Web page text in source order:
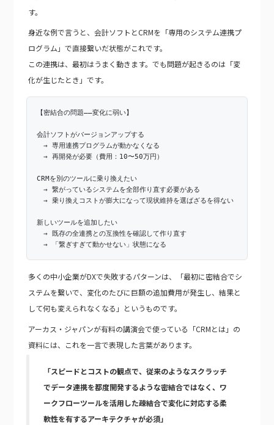
す。
身近な例で言うと、会計ソフトとCRMを「専用のシステム連携プ
ログラム」で直接繋いだ状態がこれです。
この連携は、最初はうまく動きます。でも問題が起きるのは「変
化が生じたとき」です。
【密結合の問題——変化に弱い】
会計ソフトがバージョンアップする
→ 専用連携プログラムが動かなくなる
→ 再開発が必要（費用：10〜50万円）
CRMを別のツールに乗り換えたい
→ 繋がっているシステムを全部作り直す必要がある
→ 乗り換えコストが膨大になって現状維持を選ばざるを得ない
新しいツールを追加したい
→ 既存の全連携との互換性を確認して作り直す
→ 「繋ぎすぎて動かせない」状態になる
多くの中小企業がDXで失敗するパターンは、「最初に密結合でシ
ステムを繋いで、変化のたびに巨額の追加費用が発生し、結果と
して何も変えられなくなる」というものです。
アーカス・ジャパンが有料の講演会で使っている「CRMとは」の
資料には、これを一言で表現した言葉があります。
「スピードとコストの観点で、従来のようなスクラッチ
でデータ連携を都度開発するような密結合ではなく、ワ
ークフローツールを活用した疎結合で変化に対応する柔
軟性を有するアーキテクチャが必須」